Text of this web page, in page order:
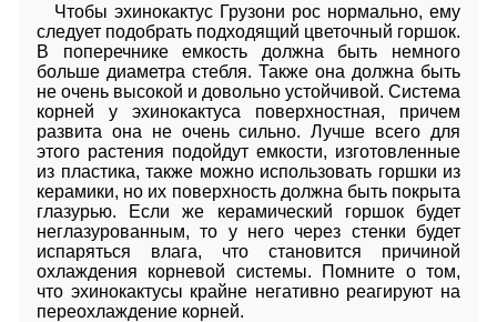
Чтобы эхинокактус Грузони рос нормально, ему
следует подобрать подходящий цветочный горшок.
В поперечнике емкость должна быть немного
больше диаметра стебля. Также она должна быть
не очень высокой и довольно устойчивой. Система
корней у эхинокактуса поверхностная, причем
развита она не очень сильно. Лучше всего для
этого растения подойдут емкости, изготовленные
из пластика, также можно использовать горшки из
керамики, но их поверхность должна быть покрыта
глазурью. Если же керамический горшок будет
неглазурованным, то у него через стенки будет
испаряться влага, что становится причиной
охлаждения корневой системы. Помните о том,
что эхинокактусы крайне негативно реагируют на
переохлаждение корней.